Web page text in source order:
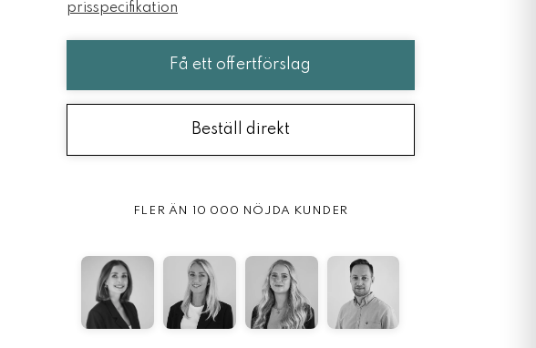
prisspecifikation
Få ett offertförslag
Beställ direkt
FLER ÄN 10 000 NÖJDA KUNDER